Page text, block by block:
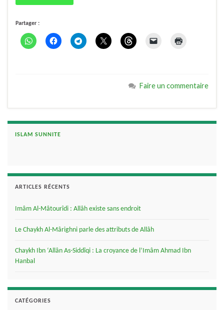
Partager :
Faire un commentaire
ISLAM SUNNITE
ARTICLES RÉCENTS
Imâm Al-Mâtourîdi : Allâh existe sans endroit
Le Chaykh Al-Mârighni parle des attributs de Allâh
Chaykh Ibn ‘Allân As-Siddîqi : La croyance de l’Imâm Ahmad Ibn
Hanbal
CATÉGORIES